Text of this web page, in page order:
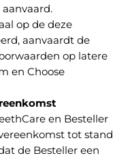
op de deze
aanvaardt de
op latere
en Choose
en Besteller
tot stand
de Besteller een